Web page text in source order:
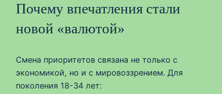
Почему впечатления стали
новой «валютой»
Смена приоритетов связана не только с
экономикой, но и с мировоззрением. Для
поколения 18-34 лет: